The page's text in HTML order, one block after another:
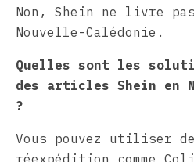
Non, Shein ne livre
Nouvelle-Calédonie.
Quelles sont les
des articles Shein en
?
Vous pouvez utiliser